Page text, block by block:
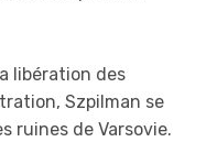
libération des
Szpilman se
ruines de Varsovie.